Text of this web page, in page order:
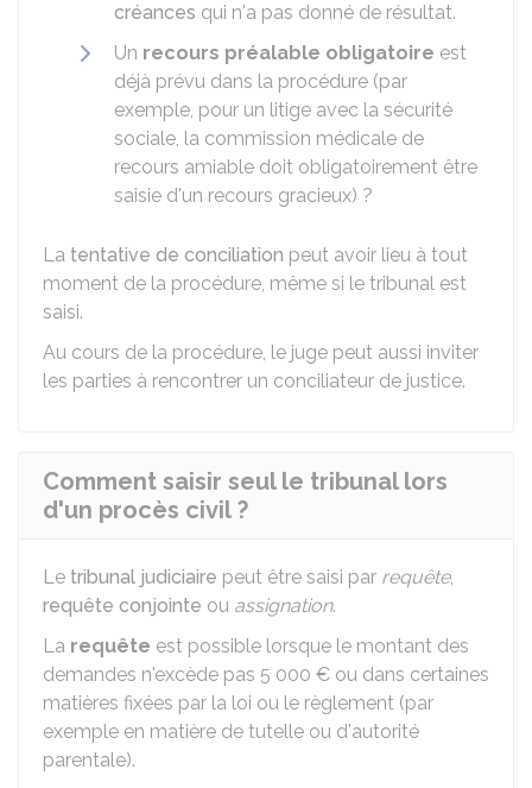
créances qui n'a pas donné de résultat.
Un recours préalable obligatoire est
déjà prévu dans la procédure (par
exemple, pour un litige avec la sécurité
sociale, la commission médicale de
recours amiable doit obligatoirement être
saisie d'un recours gracieux) ?
La tentative de conciliation peut avoir lieu à tout
moment de la procédure, même si le tribunal est
saisi.
Au cours de la procédure, le juge peut aussi inviter
les parties à rencontrer un conciliateur de justice.
Comment saisir seul le tribunal lors
d'un procès civil ?
Le tribunal judiciaire peut être saisi par requête,
requête conjointe ou assignation.
La requête est possible lorsque le montant des
demandes n'excède pas 5 000 € ou dans certaines
matières fixées par la loi ou le règlement (par
exemple en matière de tutelle ou d'autorité
parentale).